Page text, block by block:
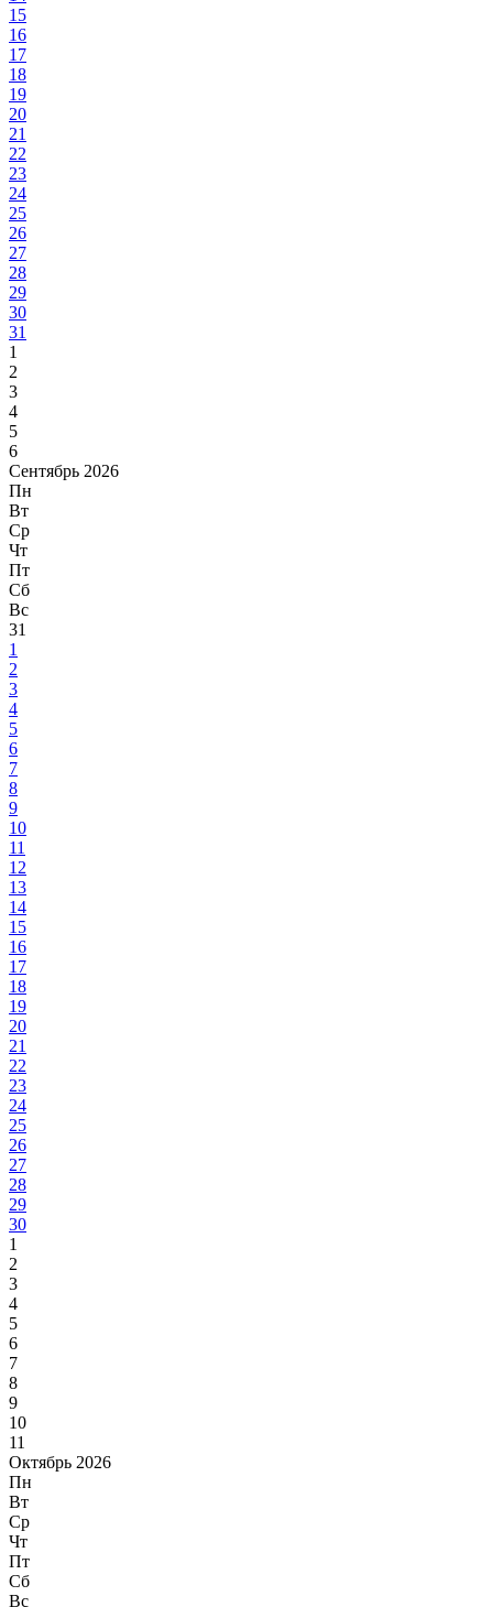
15
16
17
18
19
20
21
22
23
24
25
26
27
28
29
30
31
1
2
3
4
5
6
Сентябрь 2026
Пн
Вт
Ср
Чт
Пт
Сб
Вс
31
1
2
3
4
5
6
7
8
9
10
11
12
13
14
15
16
17
18
19
20
21
22
23
24
25
26
27
28
29
30
1
2
3
4
5
6
7
8
9
10
11
Октябрь 2026
Пн
Вт
Ср
Чт
Пт
Сб
Вс